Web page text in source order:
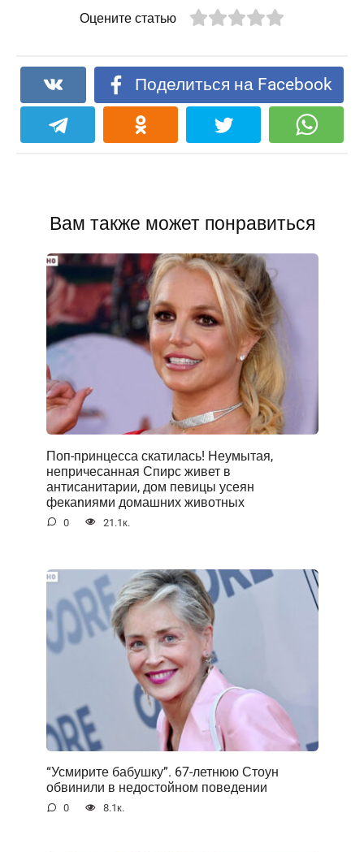
Оцените статью
Поделиться на Facebook
Вам также может понравиться
Поп-принцесса скатилась! Неумытая,
непричесанная Спирс живет в
антисанитарии, дом певицы усеян
фекаnиями домашних животных
0 21.1к.
“Усмирите бабушку”. 67-летнюю Стоун
обвинили в недостойном поведении
0 8.1к.